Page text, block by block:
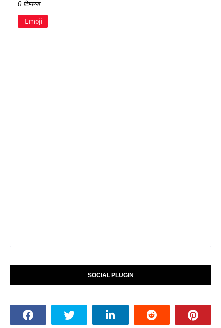
0 टिप्पण्या
Emoji
SOCIAL PLUGIN